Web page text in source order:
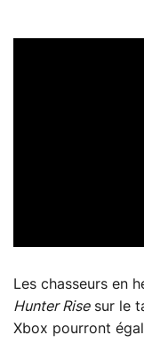
Les chasseurs en
Hunter Risesur le
Xbox pourront